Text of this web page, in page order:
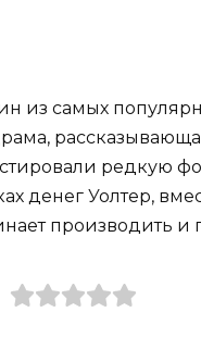
из самых
редкую
денег Уолтер,
производить и